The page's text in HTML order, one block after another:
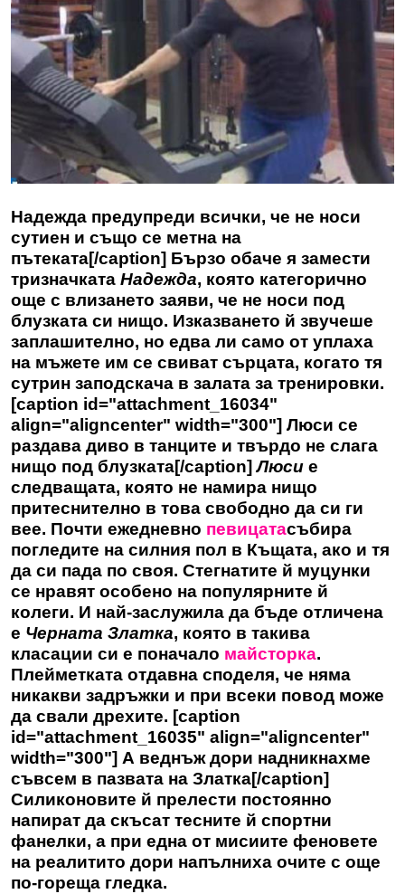
Надежда предупреди всички, че не носи
сутиен и също се метна на
пътеката[/caption] Бързо обаче я замести
тризначката Надежда, която категорично
още с влизането заяви, че не носи под
блузката си нищо. Изказването й звучеше
заплашително, но едва ли само от уплаха
на мъжете им се свиват сърцата, когато тя
сутрин заподскача в залата за тренировки.
[caption id="attachment_16034"
align="aligncenter" width="300"] Люси се
раздава диво в танците и твърдо не слага
нищо под блузката[/caption]Люси е
следващата, която не намира нищо
притеснително в това свободно да си ги
вее. Почти ежедневно певицатасъбира
погледите на силния пол в Къщата, ако и тя
да си пада по своя. Стегнатите й муцунки
се нравят особено на популярните й
колеги. И най-заслужила да бъде отличена
е Черната Златка, която в такива
класации си е поначало майсторка.
Плейметката отдавна споделя, че няма
никакви задръжки и при всеки повод може
да свали дрехите. [caption
id="attachment_16035" align="aligncenter"
width="300"] А веднъж дори надникнахме
съвсем в пазвата на Златка[/caption]
Силиконовите й прелести постоянно
напират да скъсат тесните й спортни
фанелки, а при една от мисиите феновете
на реалитито дори напълниха очите с още
по-гореща гледка.